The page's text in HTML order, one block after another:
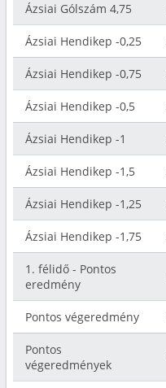
Ázsiai Gólszám 4,75
Ázsiai Hendikep -0,25
Ázsiai Hendikep -0,75
Ázsiai Hendikep -0,5
Ázsiai Hendikep -1
Ázsiai Hendikep -1,5
Ázsiai Hendikep -1,25
Ázsiai Hendikep -1,75
1. félidő - Pontos
eredmény
Pontos végeredmény
Pontos
végeredmények